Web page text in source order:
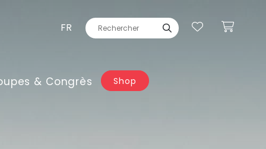
FR
& Congrès Shop